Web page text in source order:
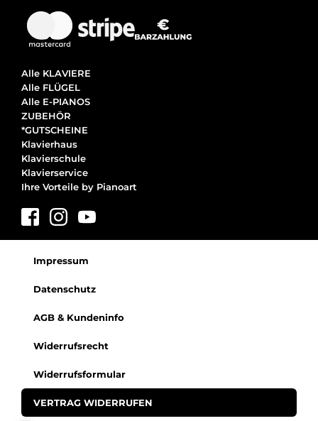
Alle KLAVIERE
Alle FLÜGEL
Alle E-PIANOS
ZUBEHÖR
*GUTSCHEINE
Klavierhaus
Klavierschule
Klavierservice
Ihre Vorteile by Pianoart
Impressum
Datenschutz
AGB & Kundeninfo
Widerrufsrecht
Widerrufsformular
VERTRAG WIDERRUFEN